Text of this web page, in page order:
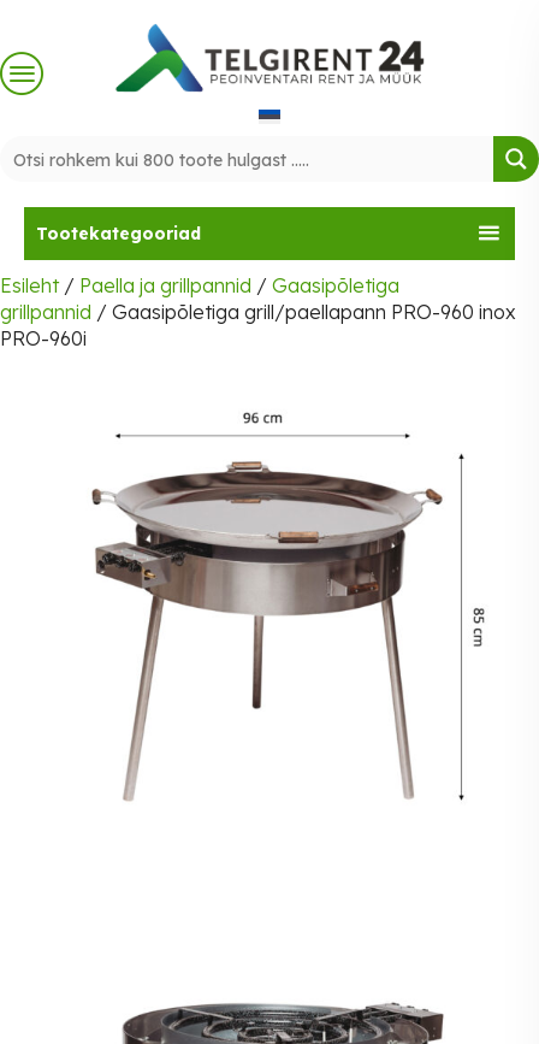
content
Tootekategooriad
Esileht/ Paella ja grillpannid / Gaasipõletiga
grillpannid / Gaasipõletiga grill/paellapann PRO-960 inox
PRO-960i